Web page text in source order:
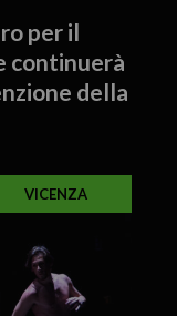
per il
continuerà
della
VICENZA